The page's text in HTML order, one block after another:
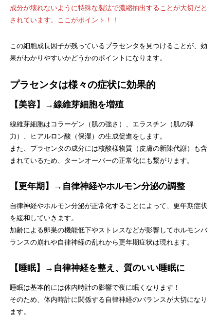
成分が壊れないように特殊な製法で濃縮抽出することが大切だと
されています。ここがポイント！！
この細胞成長因子が残っているプラセンタを見つけることが、効
果がわかりやすいかどうかのポイントになります。
プラセンタは様々の症状に効果的
【美容】→線維芽細胞を増殖
線維芽細胞はコラーゲン（肌の強さ）、エラスチン（肌の弾
力）、ヒアルロン酸（保湿）の生成促進をします。
また、プラセンタの成分には核酸様物質（皮膚の新陳代謝）も含
まれているため、ターンオーバーの正常化にも繋がります。
【更年期】→自律神経やホルモン分泌の調整
自律神経やホルモン分泌が正常化することによって、更年期症状
を緩和していきます。
加齢による卵巣の機能低下やストレスなどが影響してホルモンバ
ランスの崩れや自律神経の乱れから更年期症状は現れます。
【睡眠】→自律神経を整え、質のいい睡眠に
睡眠は基本的には体内時計の影響で夜に眠くなります！
そのため、体内時計に関係する自律神経のバランスが大切になり
ます。